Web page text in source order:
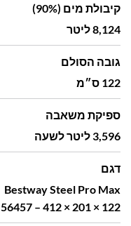
קיבולת מים (90%)
8,124 ליטר
גובה הסולם
122 ס״מ
ספיקת משאבה
3,596 ליטר לשעה
דגם
Bestway Steel Pro Max
56457 – 412 × 201 × 122 ס״מ